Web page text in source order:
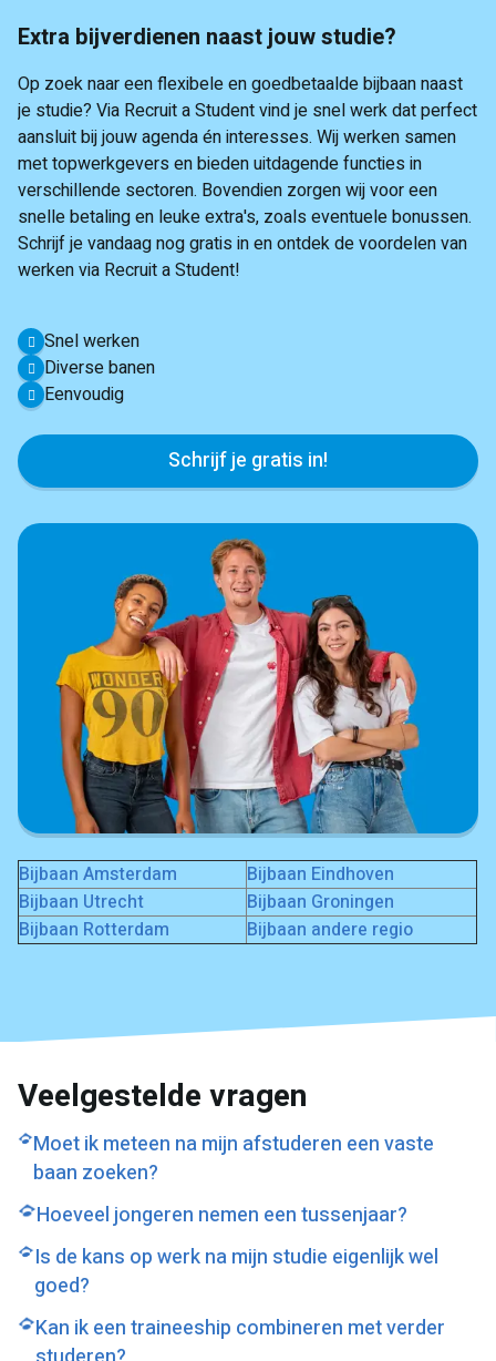
Extra bijverdienen naast jouw studie?
Op zoek naar een flexibele en goedbetaalde bijbaan naast
je studie? Via Recruit a Student vind je snel werk dat perfect
aansluit bij jouw agenda én interesses. Wij werken samen
met topwerkgevers en bieden uitdagende functies in
verschillende sectoren. Bovendien zorgen wij voor een
snelle betaling en leuke extra's, zoals eventuele bonussen.
Schrijf je vandaag nog gratis in en ontdek de voordelen van
werken via Recruit a Student!
Snel werken
Diverse banen
Eenvoudig
Schrijf je gratis in!
Bijbaan Amsterdam
Bijbaan Eindhoven
Bijbaan Utrecht
Bijbaan Groningen
Bijbaan Rotterdam
Bijbaan andere regio
Veelgestelde vragen
Moet ik meteen na mijn afstuderen een vaste
baan zoeken?
Nee. Je kunt ook eerst reizen, een workaway of au
pairervaring doen, of tijdelijk werken terwijl je nadenkt
over je volgende stap. Een vaste baan komt vaak later
vanzelf, als je weet wat je écht wilt.
Hoeveel jongeren nemen een tussenjaar?
Volgens DUO nam in 2023 bijna 20% van de geslaagde
vwo'ers een tussenjaar, tegenover 14,5% het jaar ervoor.
Bij havisten steeg dit percentage van 14,7% naar 16,5%.
Is de kans op werk na mijn studie eigenlijk wel
goed?
Ja, redelijk goed. In 2025 was 7,5% van de jongeren met
een startkwalificatie werkloos volgens het CBS. Dat
Kan ik een traineeship combineren met verder